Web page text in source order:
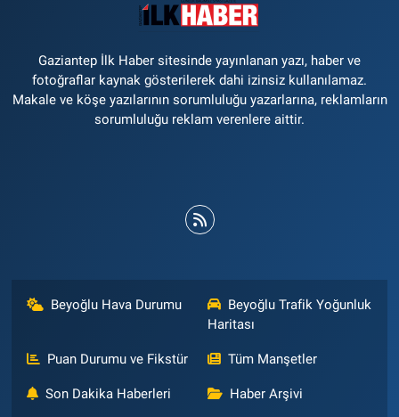
Gaziantep İlk Haber sitesinde yayınlanan yazı, haber ve
fotoğraflar kaynak gösterilerek dahi izinsiz kullanılamaz.
Makale ve köşe yazılarının sorumluluğu yazarlarına, reklamların
sorumluluğu reklam verenlere aittir.
Beyoğlu Hava Durumu
Beyoğlu Trafik Yoğunluk
Haritası
Puan Durumu ve Fikstür Tüm Manşetler
Son Dakika Haberleri Haber Arşivi